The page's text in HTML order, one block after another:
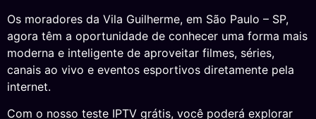
Os moradores da Vila Guilherme, em São Paulo – SP,
agora têm a oportunidade de conhecer uma forma mais
moderna e inteligente de aproveitar filmes, séries,
canais ao vivo e eventos esportivos diretamente pela
internet.
Com o nosso teste IPTV grátis, você poderá explorar